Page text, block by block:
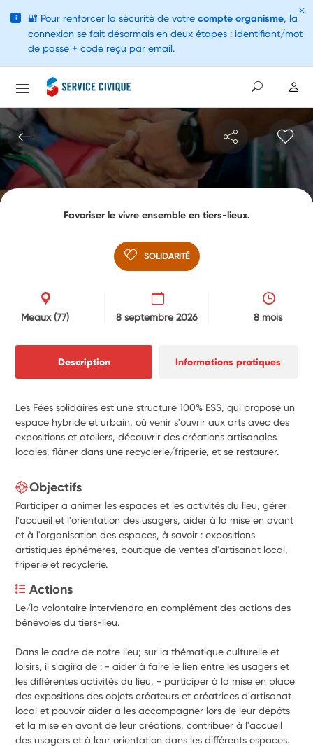
Favoriser le vivre ensemble en tiers-lieux.
SOLIDARITÉ
Meaux(77) 8 septembre 2026 8 mois
Description Informations pratiques
Les Fées solidaires est une structure 100% ESS, qui propose un
espace hybride et urbain, où venir s'ouvrir aux arts avec des
expositions et ateliers, découvrir des créations artisanales
locales, flâner dans une recyclerie/friperie, et se restaurer.
Objectifs
Participer à animer les espaces et les activités du lieu, gérer
l'accueil et l'orientation des usagers, aider à la mise en avant
et à l'organisation des espaces, à savoir : expositions
artistiques éphémères, boutique de ventes d'artisanat local,
friperie et recyclerie.
Actions
Le/la volontaire interviendra en complément des actions des
bénévoles du tiers-lieu.
Dans le cadre de notre lieu; sur la thématique culturelle et
loisirs, il s'agira de : - aider à faire le lien entre les usagers et
les différentes activités du lieu, - participer à la mise en place
des expositions des objets créateurs et créatrices d'artisanat
local et pouvoir aider à les accompagner lors de leur dépôts
et la mise en avant de leur créations, contribuer à l'accueil
des usagers et à leur orientation dans les différents espaces.
i 🔐 Pour renforcer la sécurité de votre compte organisme, la
connexion se fait désormais en deux étapes : identifiant/mot
de passe + code reçu par email.